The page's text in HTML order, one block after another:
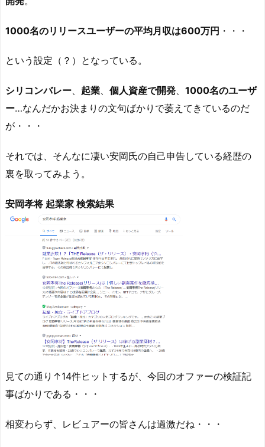
1000名のリリースユーザーの平均月収は600万円 ・・・
という設定（？）となっている。
シリコンバレー、 起業、 個人資産で開発、 1000名のユーザ
ー…なんだかお決まりの文句ばかりで萎えてきているのだ
が・・・
それでは、そんなに凄い安岡氏の自己申告している経歴の
裏を取ってみよう。
安岡孝将 起業家 検索結果
見ての通り↑14件ヒットするが、今回のオファーの検証記
事ばかりである・・・
相変わらず、レビュアーの皆さんは過激だね・・・